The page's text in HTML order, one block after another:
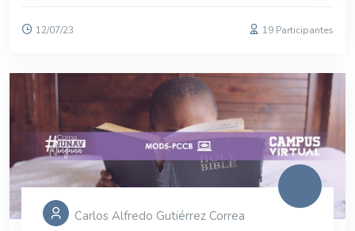
12/07/23 19 Participantes
Carlos Alfredo Gutiérrez Correa